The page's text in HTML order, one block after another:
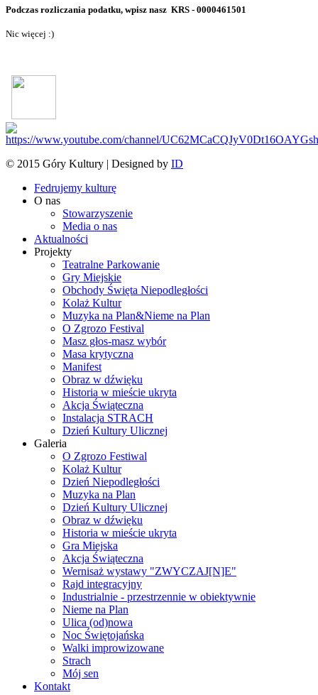
Podczas rozliczania podatku, wpisz nasz KRS - 0000461501
Nic więcej :)
© 2015 Góry Kultury | Designed by ID
Fedrujemy kulturę
O nas
Stowarzyszenie
Media o nas
Aktualności
Projekty
Teatralne Parkowanie
Gry Miejskie
Obchody Święta Niepodległości
Kolaż Kultur
Muzyka na Plan&Nieme na Plan
O Zgrozo Festival
Masz głos-masz wybór
Masa krytyczna
Manifest
Obraz w dźwięku
Historia w mieście ukryta
Akcja Świąteczna
Instalacja STRACH
Dzień Kultury Ulicznej
Galeria
O Zgrozo Festiwal
Kolaż Kultur
Dzień Niepodległości
Muzyka na Plan
Dzień Kultury Ulicznej
Obraz w dźwięku
Historia w mieście ukryta
Gra Miejska
Akcja Świąteczna
Wernisaż wystawy "ZWYCZAJ[N]E"
Rajd integracyjny
Industrialnie - przestrzennie w obiektywnie
Nieme na Plan
Ulica (od)nowa
Noc Świętojańska
Walki improwizowane
Strach
Mój sen
Kontakt